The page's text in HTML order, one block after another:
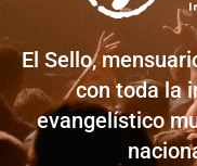
El Sello,
con toda la
evangelístico